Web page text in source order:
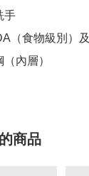
手
（食物級別）
商品